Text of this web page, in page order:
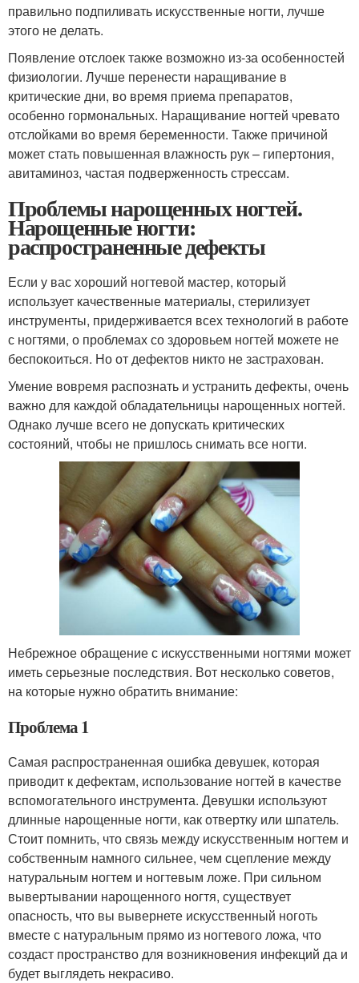
правильно подпиливать искусственные ногти, лучше
этого не делать.
Появление отслоек также возможно из-за особенностей
физиологии. Лучше перенести наращивание в
критические дни, во время приема препаратов,
особенно гормональных. Наращивание ногтей чревато
отслойками во время беременности. Также причиной
может стать повышенная влажность рук – гипертония,
авитаминоз, частая подверженность стрессам.
Проблемы нарощенных ногтей.
Нарощенные ногти:
распространенные дефекты
Если у вас хороший ногтевой мастер, который
использует качественные материалы, стерилизует
инструменты, придерживается всех технологий в работе
с ногтями, о проблемах со здоровьем ногтей можете не
беспокоиться. Но от дефектов никто не застрахован.
Умение вовремя распознать и устранить дефекты, очень
важно для каждой обладательницы нарощенных ногтей.
Однако лучше всего не допускать критических
состояний, чтобы не пришлось снимать все ногти.
Небрежное обращение с искусственными ногтями может
иметь серьезные последствия. Вот несколько советов,
на которые нужно обратить внимание:
Проблема 1
Самая распространенная ошибка девушек, которая
приводит к дефектам, использование ногтей в качестве
вспомогательного инструмента. Девушки используют
длинные нарощенные ногти, как отвертку или шпатель.
Стоит помнить, что связь между искусственным ногтем и
собственным намного сильнее, чем сцепление между
натуральным ногтем и ногтевым ложе. При сильном
вывертывании нарощенного ногтя, существует
опасность, что вы вывернете искусственный ноготь
вместе с натуральным прямо из ногтевого ложа, что
создаст пространство для возникновения инфекций да и
будет выглядеть некрасиво.